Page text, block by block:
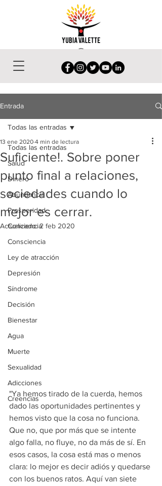
Entrada
Todas las entradas
Salud
Dinero
Abundancia
Prosperidad
Conciencia
Consciencia
Ley de atracción
Depresión
Síndrome
Decisión
Bienestar
Agua
Muerte
Sexualidad
Adicciones
Creencias
Todas las entradas
Suficiente!. Sobre poner
punto final a relaciones,
sociedades cuando lo
mejor es cerrar.
13 ene 2020 4 min de lectura
Actualizado:2 feb 2020
"Ya hemos tirado de la cuerda, hemos
dado las oportunidades pertinentes y
hemos visto que la cosa no funciona.
Que no, que por más que se intente
algo falla, no fluye, no da más de sí. En
esos casos, la cosa está mas o menos
clara: lo mejor es decir adiós y quedarse
con los buenos ratos. Aquí van siete